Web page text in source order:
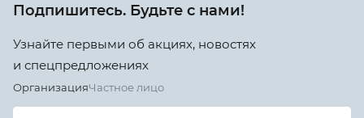
Подпишитесь. Будьте с нами!
Узнайте первыми об акциях, новостях
и спецпредложениях
ОрганизацияЧастное лицо